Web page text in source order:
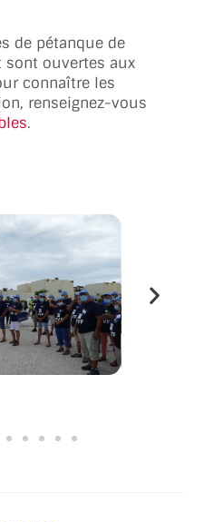
de pétanque de
sont ouvertes aux
connaître les
renseignez-vous
.